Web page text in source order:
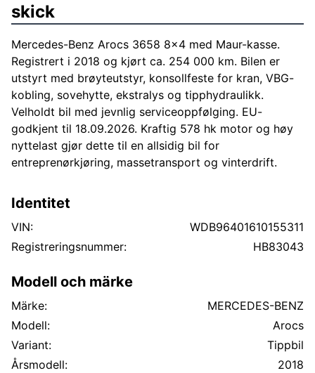
skick
Mercedes-Benz Arocs 3658 8x4 med Maur-kasse.
Registrert i 2018 og kjørt ca. 254 000 km. Bilen er
utstyrt med brøyteutstyr, konsollfeste for kran, VBG-
kobling, sovehytte, ekstralys og tipphydraulikk.
Velholdt bil med jevnlig serviceoppfølging. EU-
godkjent til 18.09.2026. Kraftig 578 hk motor og høy
nyttelast gjør dette til en allsidig bil for
entreprenørkjøring, massetransport og vinterdrift.
Identitet
VIN:
WDB96401610155311
Registreringsnummer:
HB83043
Modell och märke
Märke:
MERCEDES-BENZ
Modell:
Arocs
Variant:
Tippbil
Årsmodell:
2018